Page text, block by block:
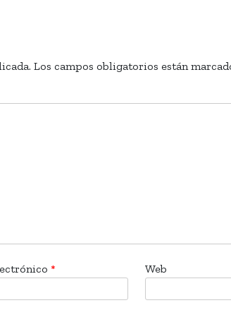
Los campos obligatorios están
* Web